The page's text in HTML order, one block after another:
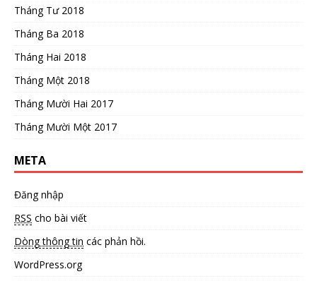
Tháng Tư 2018
Tháng Ba 2018
Tháng Hai 2018
Tháng Một 2018
Tháng Mười Hai 2017
Tháng Mười Một 2017
META
Đăng nhập
RSS cho bài viết
Dòng thông tin các phản hồi.
WordPress.org